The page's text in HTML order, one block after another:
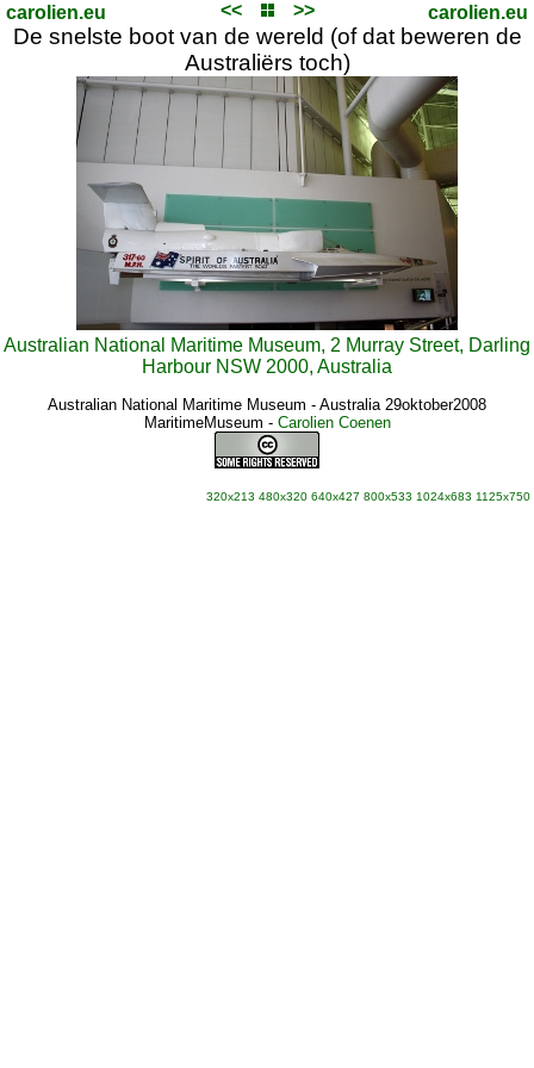
carolien.eu << >> carolien.eu
De snelste boot van de wereld (of dat beweren de
Australiërs toch)
Australian National Maritime Museum, 2 Murray Street, Darling
Harbour NSW 2000, Australia
Australian National Maritime Museum - Australia 29oktober2008
MaritimeMuseum - Carolien Coenen
320x213 480x320 640x427 800x533 1024x683 1125x750